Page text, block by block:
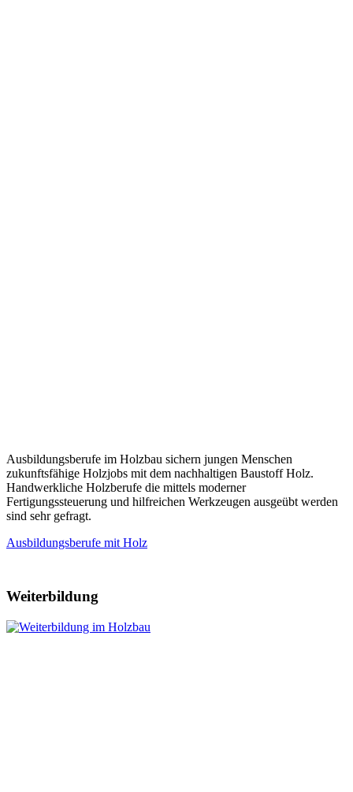
Ausbildungsberufe im Holzbau sichern jungen Menschen
zukunftsfähige Holzjobs mit dem nachhaltigen Baustoff Holz.
Handwerkliche Holzberufe die mittels moderner
Fertigungssteuerung und hilfreichen Werkzeugen ausgeübt werden
sind sehr gefragt.
Ausbildungsberufe mit Holz
Weiterbildung